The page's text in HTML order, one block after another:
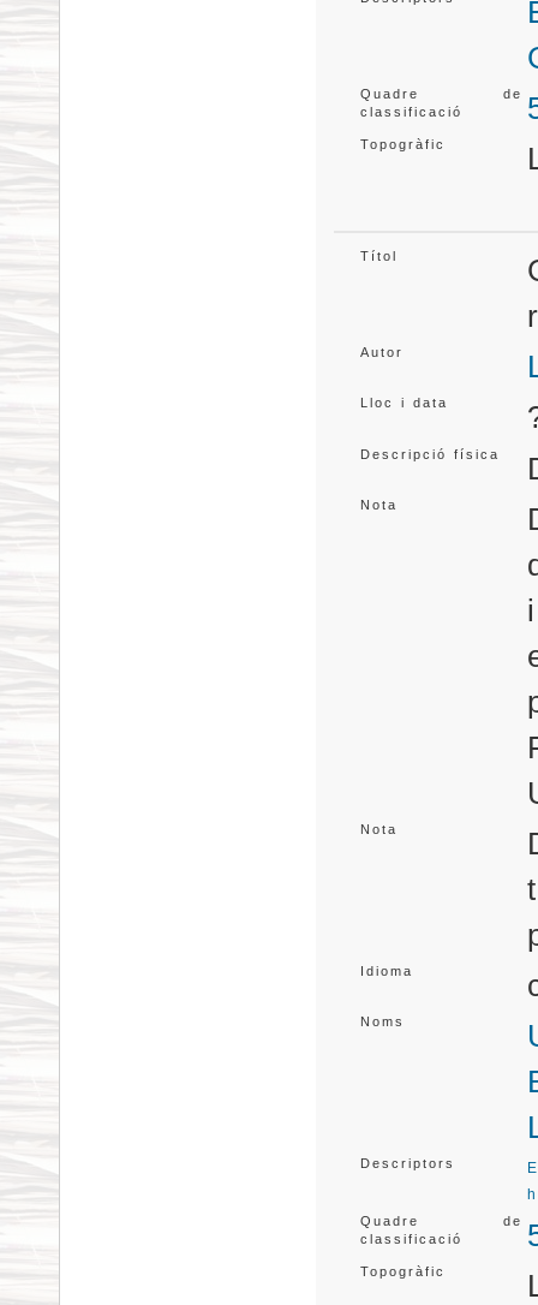
Quadre de
classificació
Topogràfic
Títol
Autor
Lloc i data
Descripció física
Nota
Nota
Idioma
Noms
Descriptors
Quadre de
classificació
Topogràfic